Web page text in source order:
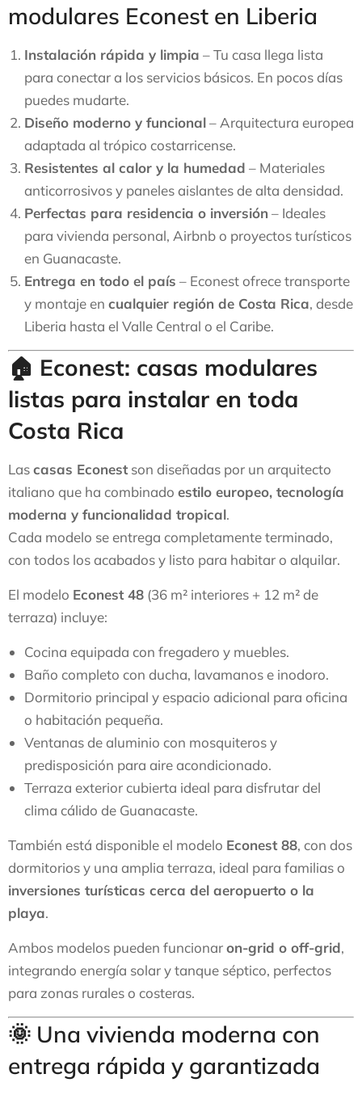
modulares Econest en Liberia
Instalación rápida y limpia – Tu casa llega lista
para conectar a los servicios básicos. En pocos días
puedes mudarte.
Diseño moderno y funcional– Arquitectura europea
adaptada al trópico costarricense.
Resistentes al calor y la humedad – Materiales
anticorrosivos y paneles aislantes de alta densidad.
Perfectas para residencia o inversión – Ideales
para vivienda personal, Airbnb o proyectos turísticos
en Guanacaste.
Entrega en todo el país – Econest ofrece transporte
y montaje en cualquier región de Costa Rica, desde
Liberia hasta el Valle Central o el Caribe.
🏠 Econest: casas modulares
listas para instalar en toda
Costa Rica
Lascasas Econestson diseñadas por un arquitecto
italiano que ha combinado estilo europeo, tecnología
moderna y funcionalidad tropical.
Cada modelo se entrega completamente terminado,
con todos los acabados y listo para habitar o alquilar.
El modelo Econest 48 (36 m² interiores + 12 m² de
terraza) incluye:
Cocina equipada con fregadero y muebles.
Baño completo con ducha, lavamanos e inodoro.
Dormitorio principal y espacio adicional para oficina
o habitación pequeña.
Ventanas de aluminio con mosquiteros y
predisposición para aire acondicionado.
Terraza exterior cubierta ideal para disfrutar del
clima cálido de Guanacaste.
También está disponible el modelo Econest 88, con dos
dormitorios y una amplia terraza, ideal para familias o
inversiones turísticas cerca del aeropuerto o la
playa.
Ambos modelos pueden funcionaron-grid o off-grid,
integrando energía solar y tanque séptico, perfectos
para zonas rurales o costeras.
🌞 Una vivienda moderna con
entrega rápida y garantizada